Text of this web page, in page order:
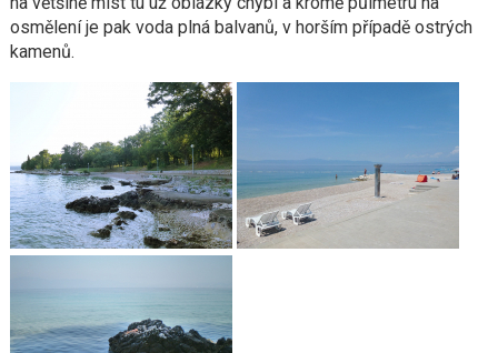
osmělení je pak voda plná balvanů, v horším případě ostrých
kamenů.